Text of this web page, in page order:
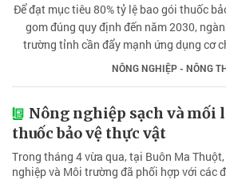
Để đạt mục tiêu 80% tỷ lệ bao gói thuốc
gom đúng quy định đến năm 2030,
trường tỉnh cần đẩy mạnh ứng dụng cơ
nhiệm của nhà sản xuất) gắn với các
nghiệp xanh, chuyển mô hình "Nhà nước
NÔNG NGHIỆP - NÔNG
Nông nghiệp sạch và mối
thuốc bảo vệ thực vật
Trong tháng 4 vừa qua, tại Buôn Ma
nghiệp và Môi trường đã phối hợp với các